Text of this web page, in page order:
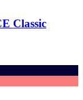
Classic